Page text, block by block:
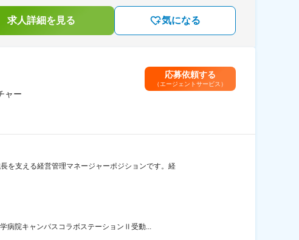
求人詳細を見る 気になる
ャー
応募依頼する
（エージェントサービス）
を支える経営管理マネージャーポジションです。経
病院キャンパスコラボステーションⅡ受動...